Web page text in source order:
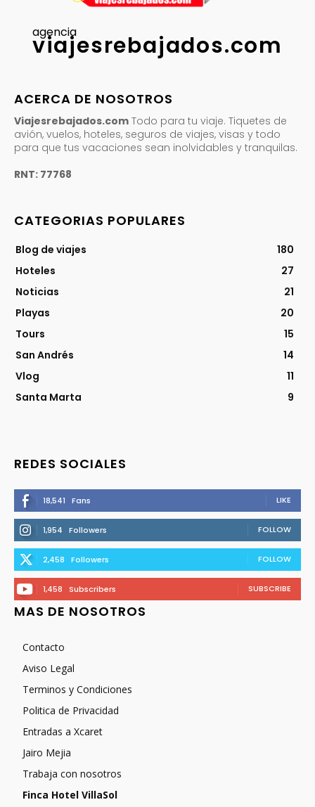
agencia
viajesrebajados.com
ACERCA DE NOSOTROS
Viajesrebajados.com Todo para tu viaje. Tiquetes de
avión, vuelos, hoteles, seguros de viajes, visas y todo
para que tus vacaciones sean inolvidables y tranquilas.
RNT: 77768
CATEGORIAS POPULARES
Blog de viajes
180
Hoteles
27
Noticias
21
Playas
20
Tours
15
San Andrés
14
Vlog
11
Santa Marta
9
REDES SOCIALES
18,541 Fans LIKE
1,954 Followers FOLLOW
2,458 Followers FOLLOW
1,458 Subscribers SUBSCRIBE
MAS DE NOSOTROS
Contacto
Aviso Legal
Terminos y Condiciones
Politica de Privacidad
Entradas a Xcaret
Jairo Mejia
Trabaja con nosotros
Finca Hotel VillaSol